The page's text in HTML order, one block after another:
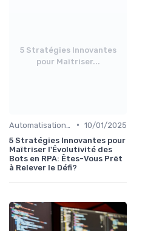
5 Stratégies Innovantes
pour Maîtriser...
• 10/01/2025
5 Stratégies Innovantes pour
Maîtriser l'Évolutivité des
Bots en RPA: Êtes-Vous Prêt
à Relever le Défi?